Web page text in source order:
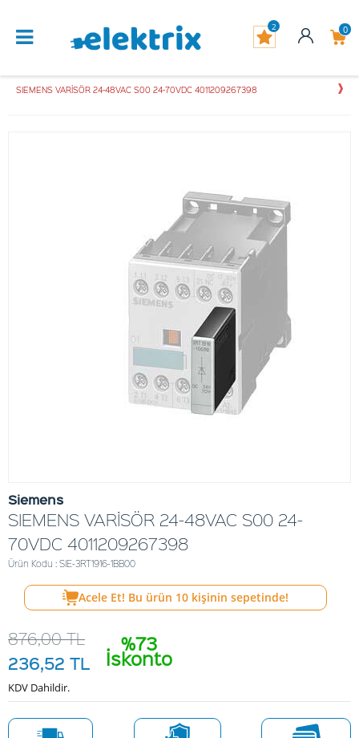
0
2
SIEMENS VARİSÖR 24-48VAC S00 24-70VDC 4011209267398
Siemens
SIEMENS VARİSÖR 24-48VAC S00 24-
70VDC 4011209267398
Ürün Kodu : SIE-3RT1916-1BB00
Acele Et! Bu ürün 10 kişinin sepetinde!
%73
İskonto
876,00TL
236,52 TL
KDV Dahildir.